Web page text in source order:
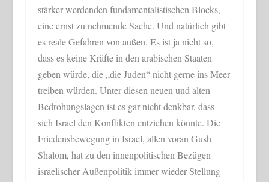
stärker werdenden fundamentalistischen Blocks,
eine ernst zu nehmende Sache. Und natürlich gibt
es reale Gefahren von außen. Es ist ja nicht so,
dass es keine Kräfte in den arabischen Staaten
geben würde, die „die Juden“ nicht gerne ins Meer
treiben würden. Unter diesen neuen und alten
Bedrohungslagen ist es gar nicht denkbar, dass
sich Israel den Konflikten entziehen könnte. Die
Friedensbewegung in Israel, allen voran Gush
Shalom, hat zu den innenpolitischen Bezügen
israelischer Außenpolitik immer wieder Stellung